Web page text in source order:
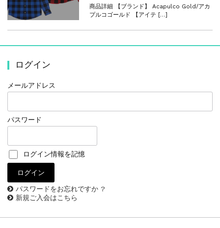
商品詳細 【ブランド】 Acapulco Gold/アカ
プルコゴールド 【アイテ […]
ログイン
メールアドレス
パスワード
ログイン情報を記憶
パスワードをお忘れですか ?
新規ご入会はこちら